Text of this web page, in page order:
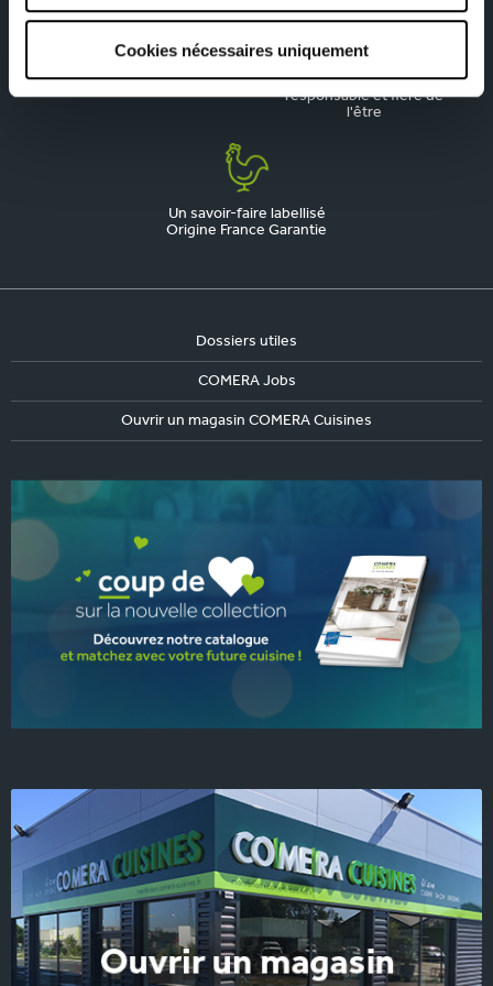
Cookies nécessaires uniquement
La qualité, notre priorité
Une marque engagée,
responsable et fière de
l'être
Un savoir-faire labellisé
Origine France Garantie
Dossiers utiles
COMERA Jobs
Ouvrir un magasin COMERA Cuisines